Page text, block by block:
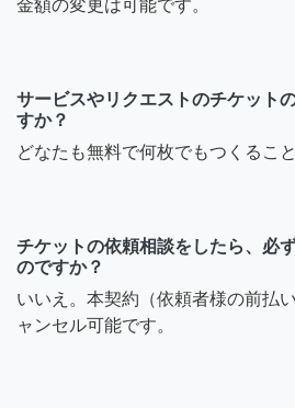
金額の変更は可能です。
サービスやリクエストのチケット
すか？
どなたも無料で何枚でもつくるこ
チケットの依頼相談をしたら、必
のですか？
いいえ。本契約（依頼者様の前払
ャンセル可能です。